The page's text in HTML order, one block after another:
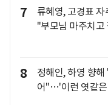
7
류혜영, 고경표
"부모님 마주치
8
정해인, 하영 향
어"…'이런 엿같은